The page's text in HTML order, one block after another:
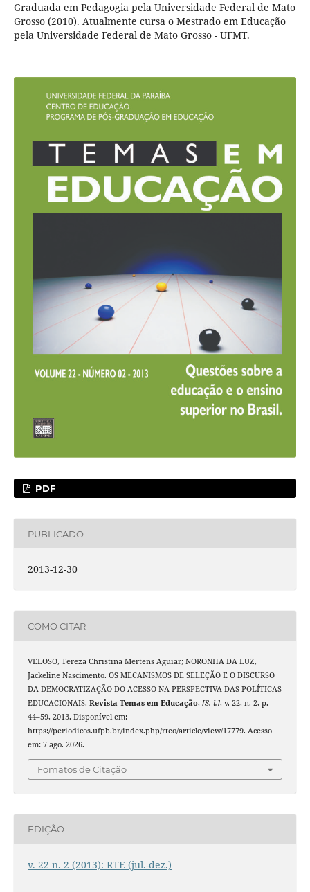
Graduada em Pedagogia pela Universidade Federal de Mato
Grosso (2010). Atualmente cursa o Mestrado em Educação
pela Universidade Federal de Mato Grosso - UFMT.
PDF
PUBLICADO
2013-12-30
COMO CITAR
VELOSO, Tereza Christina Mertens Aguiar; NORONHA DA LUZ,
Jackeline Nascimento. OS MECANISMOS DE SELEÇÃO E O DISCURSO
DA DEMOCRATIZAÇÃO DO ACESSO NA PERSPECTIVA DAS POLÍTICAS
EDUCACIONAIS. Revista Temas em Educação, [S. l.], v. 22, n. 2, p.
44–59, 2013. Disponível em:
https://periodicos.ufpb.br/index.php/rteo/article/view/17779. Acesso
em: 7 ago. 2026.
Fomatos de Citação
EDIÇÃO
v. 22 n. 2 (2013): RTE (jul.-dez.)